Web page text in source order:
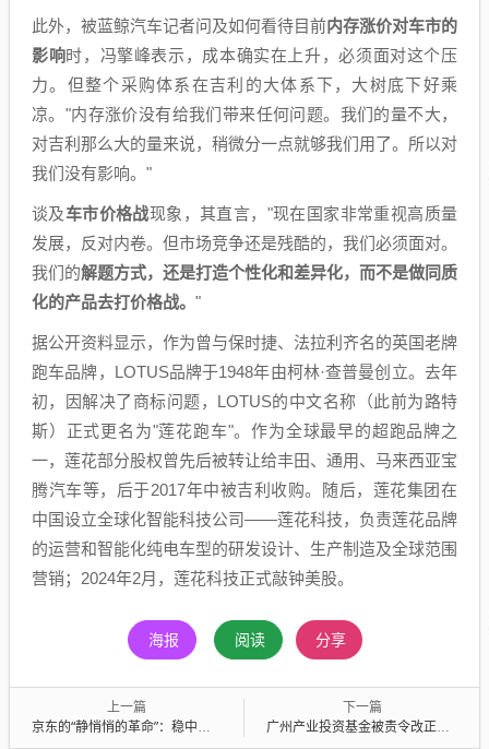
此外，被蓝鲸汽车记者问及如何看待目前内存涨价对车市的
影响时，冯擎峰表示，成本确实在上升，必须面对这个压
力。但整个采购体系在吉利的大体系下，大树底下好乘
凉。"内存涨价没有给我们带来任何问题。我们的量不大，
对吉利那么大的量来说，稍微分一点就够我们用了。所以对
我们没有影响。"
谈及车市价格战现象，其直言，"现在国家非常重视高质量
发展，反对内卷。但市场竞争还是残酷的，我们必须面对。
我们的解题方式，还是打造个性化和差异化，而不是做同质
化的产品去打价格战。 "
据公开资料显示，作为曾与保时捷、法拉利齐名的英国老牌
跑车品牌，LOTUS品牌于1948年由柯林·查普曼创立。去年
初，因解决了商标问题，LOTUS的中文名称（此前为路特
斯）正式更名为"莲花跑车"。作为全球最早的超跑品牌之
一，莲花部分股权曾先后被转让给丰田、通用、马来西亚宝
腾汽车等，后于2017年中被吉利收购。随后，莲花集团在
中国设立全球化智能科技公司——莲花科技，负责莲花品牌
的运营和智能化纯电车型的研发设计、生产制造及全球范围
营销；2024年2月，莲花科技正式敲钟美股。
海报 阅读 分享
上一篇
京东的“静悄悄的革命”：稳中见新，靠供应链重塑增长
下一篇
广州产业投资基金被责令改正，涉违规担保等